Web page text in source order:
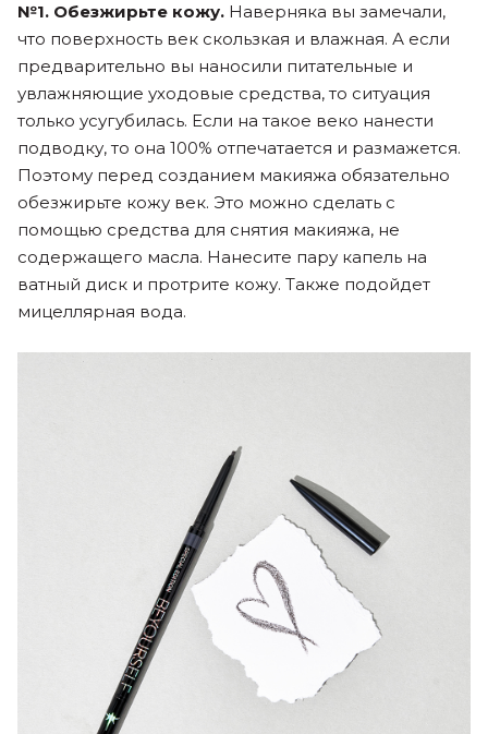
№1. Обезжирьте кожу. Наверняка вы замечали,
что поверхность век скользкая и влажная. А если
предварительно вы наносили питательные и
увлажняющие уходовые средства, то ситуация
только усугубилась. Если на такое веко нанести
подводку, то она 100% отпечатается и размажется.
Поэтому перед созданием макияжа обязательно
обезжирьте кожу век. Это можно сделать с
помощью средства для снятия макияжа, не
содержащего масла. Нанесите пару капель на
ватный диск и протрите кожу. Также подойдет
мицеллярная вода.